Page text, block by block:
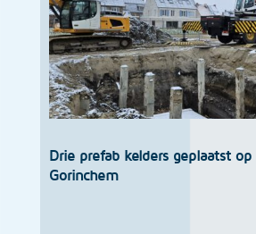
Drie prefab kelders geplaatst op
Gorinchem